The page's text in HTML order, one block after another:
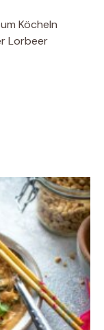
Köcheln
Lorbeer